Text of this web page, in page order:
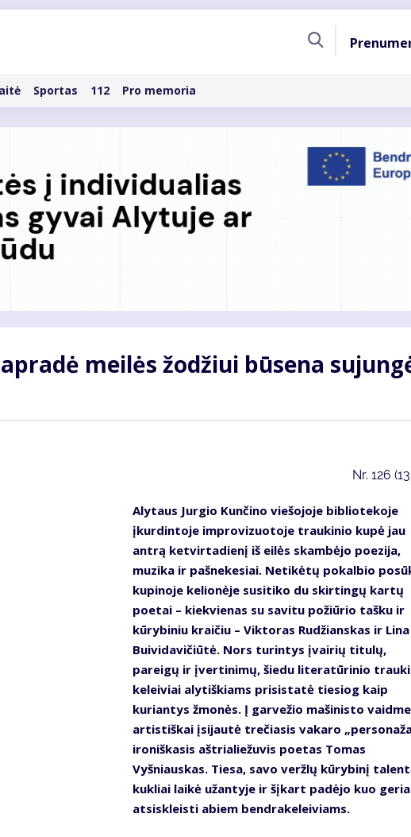
Sportas 112 Pro memoria
meilės žodžiui būsena
Nr. 126
Alytaus Jurgio Kunčino viešojoje bibliotekoje
įkurdintoje improvizuotoje traukinio kupė jau
antrą ketvirtadienį iš eilės skambėjo poezija,
muzika ir pašnekesiai. Netikėtų pokalbio
kupinoje kelionėje susitiko du skirtingų kartų
poetai – kiekvienas su savitu požiūrio tašku ir
kūrybiniu kraičiu – Viktoras Rudžianskas ir Lina
Buividavičiūtė. Nors turintys įvairių titulų,
pareigų ir įvertinimų, šiedu literatūrinio
keleiviai alytiškiams prisistatė tiesiog kaip
kuriantys žmonės. Į garvežio mašinisto
artistiškai įsijautė trečiasis vakaro
ironiškasis aštrialiežuvis poetas Tomas
Vyšniauskas. Tiesa, savo veržlų kūrybinį
kukliai laikė užantyje ir šįkart padėjo kuo
atsiskleisti abiem bendrakeleiviams.